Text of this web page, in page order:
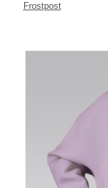
Frostpost